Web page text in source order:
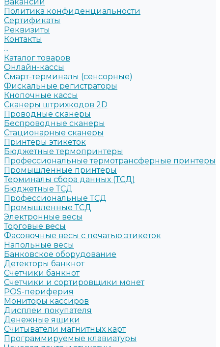
Политика конфиденциальности
Сертификаты
Реквизиты
Контакты
...
Каталог товаров
Онлайн-кассы
Смарт-терминалы (сенсорные)
Фискальные регистраторы
Кнопочные кассы
Сканеры штрихкодов 2D
Проводные сканеры
Беспроводные сканеры
Стационарные сканеры
Принтеры этикеток
Бюджетные термопринтеры
Профессиональные термотрансферные принтеры
Промышленные принтеры
Терминалы сбора данных (ТСД)
Бюджетные ТСД
Профессиональные ТСД
Промышленные ТСД
Электронные весы
Торговые весы
Фасовочные весы с печатью этикеток
Напольные весы
Банковское оборудование
Детекторы банкнот
Счетчики банкнот
Счетчики и сортировщики монет
POS-периферия
Мониторы кассиров
Дисплеи покупателя
Денежные ящики
Считыватели магнитных карт
Программируемые клавиатуры